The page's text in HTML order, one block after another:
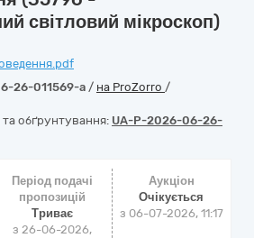
світловий мікроскоп)
26-011569-a / на ProZorro /
та обґрунтування: UA-P-2026-06-26-
Період подачі
пропозицій
Триває
з 26-06-2026,
Аукціон
Очікується
з 06-07-2026, 11:17